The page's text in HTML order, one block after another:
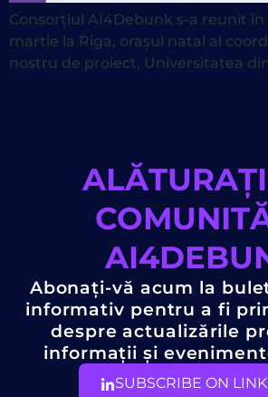
Consorțiul AI4Debunk s-a reunit în
martie la Riga, orașul natal al
nostru de proiect, Universitatea
Abonați-vă acum la
informativ pentru a fi
despre actualizările
informații și
SUBSCRIBE ON